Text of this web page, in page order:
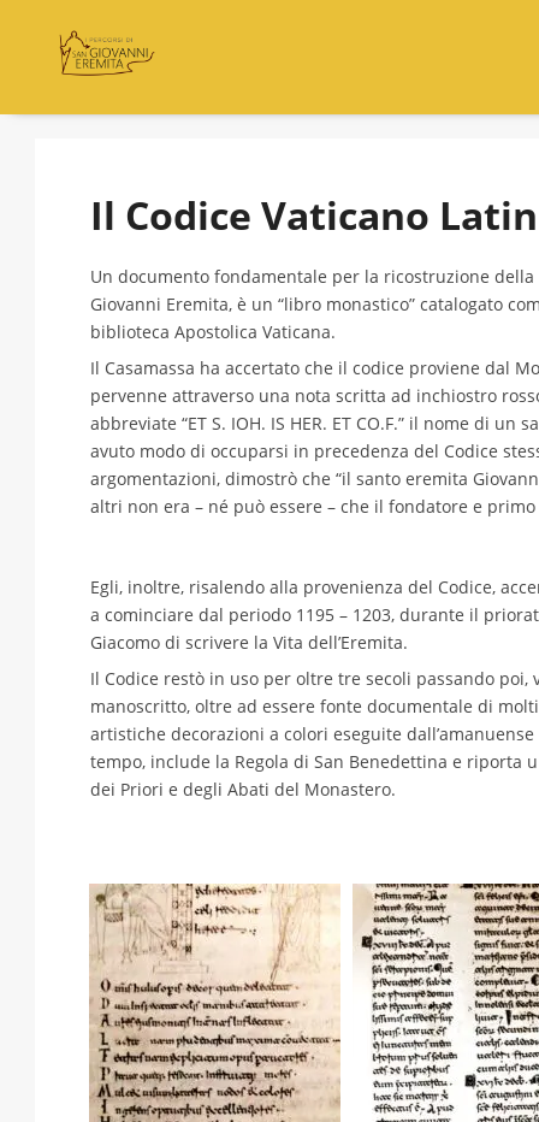
Il Codice Vaticano
Un documento fondamentale per la ricostruzione
Giovanni Eremita, è un “libro monastico” catalogato
biblioteca Apostolica Vaticana.
Il Casamassa ha accertato che il codice proviene dal
pervenne attraverso una nota scritta ad inchiostro
abbreviate “ET S. IOH. IS HER. ET CO.F.” il nome di
avuto modo di occuparsi in precedenza del Codice
argomentazioni, dimostrò che “il santo eremita
altri non era – né può essere – che il fondatore e
Egli, inoltre, risalendo alla provenienza del Codice,
a cominciare dal periodo 1195 – 1203, durante il
Giacomo di scrivere la Vita dell’Eremita.
Il Codice restò in uso per oltre tre secoli passando
manoscritto, oltre ad essere fonte documentale di
artistiche decorazioni a colori eseguite
tempo, include la Regola di San Benedettina e riporta
dei Priori e degli Abati del Monastero.